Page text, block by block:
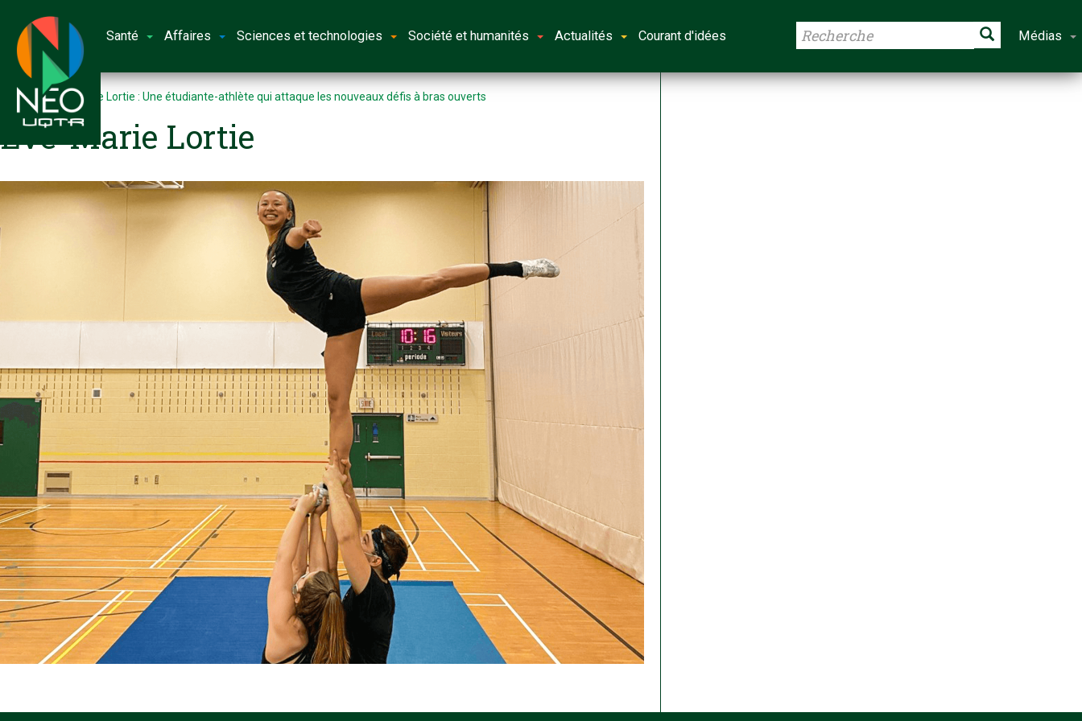
Santé Affaires Sciences et technologies Société et humanités Actualités Courant d'idées Médias
Accueil Ève-Marie Lortie : Une étudiante-athlète qui attaque les nouveaux défis à bras ouverts
Ève-Marie Lortie